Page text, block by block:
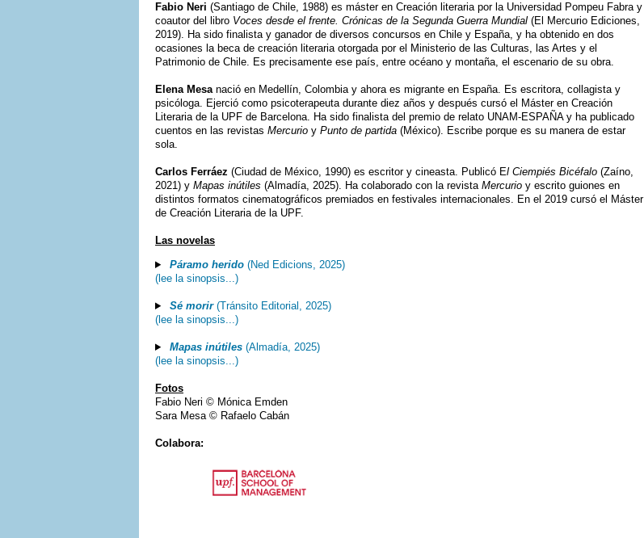
Fabio Neri (Santiago de Chile, 1988) es máster en Creación literaria por la Universidad Pompeu Fabra y
coautor del libro Voces desde el frente. Crónicas de la Segunda Guerra Mundial (El Mercurio Ediciones,
2019). Ha sido finalista y ganador de diversos concursos en Chile y España, y ha obtenido en dos
ocasiones la beca de creación literaria otorgada por el Ministerio de las Culturas, las Artes y el
Patrimonio de Chile. Es precisamente ese país, entre océano y montaña, el escenario de su obra.
Elena Mesanació en Medellín, Colombia y ahora es migrante en España. Es escritora, collagista y
psicóloga. Ejerció como psicoterapeuta durante diez años y después cursó el Máster en Creación
Literaria de la UPF de Barcelona. Ha sido finalista del premio de relato UNAM-ESPAÑA y ha publicado
cuentos en las revistas Mercurio y Punto de partida (México). Escribe porque es su manera de estar
sola.
Carlos Ferráez (Ciudad de México, 1990) es escritor y cineasta. Publicó El Ciempiés Bicéfalo (Zaíno,
2021) y Mapas inútiles (Almadía, 2025). Ha colaborado con la revista Mercurio y escrito guiones en
distintos formatos cinematográficos premiados en festivales internacionales. En el 2019 cursó el Máster
de Creación Literaria de la UPF.
Las novelas
Páramo herido(Ned Edicions, 2025)
(lee la sinopsis...)
Sé morir(Tránsito Editorial, 2025)
(lee la sinopsis...)
Mapas inútiles (Almadía, 2025)
(lee la sinopsis...)
Fotos
Fabio Neri © Mónica Emden
Sara Mesa © Rafaelo Cabán
Colabora: